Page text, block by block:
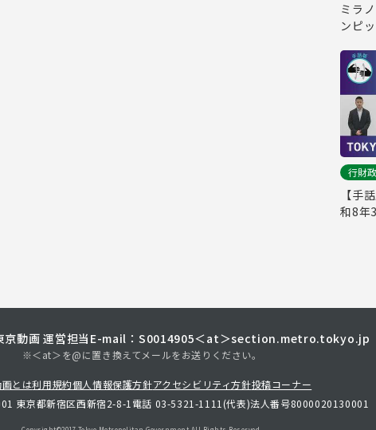
ミラ
ンピ
月22
行財政
【手
和8年
動画 運営担当 E-mail：S0014905＜at＞section.metro.tokyo.jp
※＜at＞を@に置き換えてメールをお送りください。
とは利用規約個人情報保護方針アクセシビリティ方針投稿コーナー
東京都新宿区西新宿2-8-1 電話 03-5321-1111(代表)法人番号8000020130001